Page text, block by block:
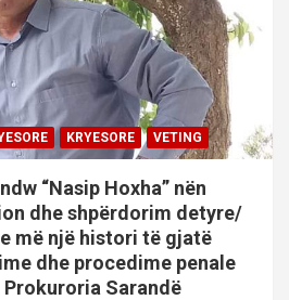
KRYESORE VETING
“Nasip Hoxha” nën
dhe shpërdorim detyre/
më një histori të gjatë
dhe procedime penale
Sarandë